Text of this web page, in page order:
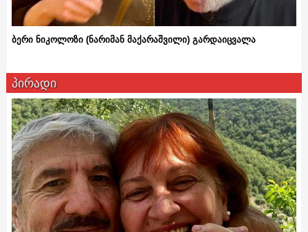
ბერი ნიკოლოზი (ნარიმან მაქარაშვილი) გარდაიცვალა
პირადი